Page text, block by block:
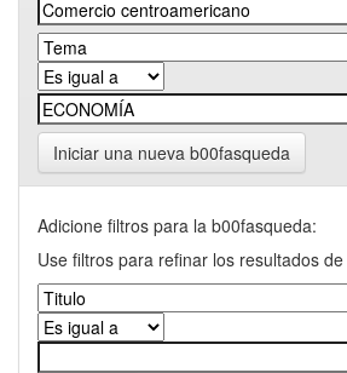
Iniciar una nueva b00fasqueda
Adicione filtros para la b00fasqueda:
Use filtros para refinar los resultados